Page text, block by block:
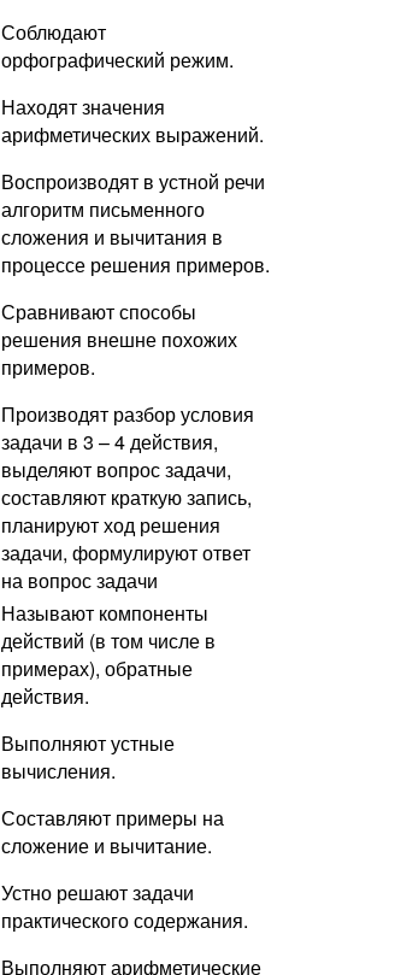
Соблюдают
орфографический режим.
Находят значения
арифметических выражений.
Воспроизводят в устной речи
алгоритм письменного
сложения и вычитания в
процессе решения примеров.
Сравнивают способы
решения внешне похожих
примеров.
Производят разбор условия
задачи в 3 – 4 действия,
выделяют вопрос задачи,
составляют краткую запись,
планируют ход решения
задачи, формулируют ответ
на вопрос задачи
Называют компоненты
действий (в том числе в
примерах), обратные
действия.
Выполняют устные
вычисления.
Составляют примеры на
сложение и вычитание.
Устно решают задачи
практического содержания.
Выполняют арифметические